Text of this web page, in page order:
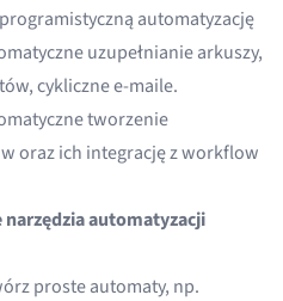
automatyzację
uzupełnianie arkuszy,
cykliczne e-maile.
tworzenie
oraz ich integrację z workflow
automatyzacji
proste automaty, np.